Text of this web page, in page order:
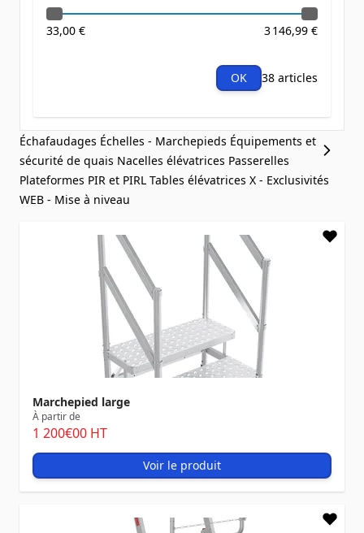
33,00 € 3 146,99 €
OK 38 articles
Échafaudages Échelles - Marchepieds Équipements et
sécurité de quais Nacelles élévatrices Passerelles
Plateformes PIR et PIRL Tables élévatrices X - Exclusivités
WEB - Mise à niveau
Marchepied large
À partir de
1 200€00 HT
Voir le produit